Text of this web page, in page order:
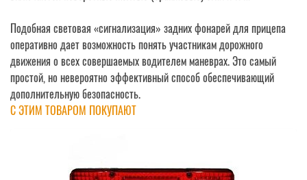
Подобная световая «сигнализация» задних фонарей для прицепа
оперативно дает возможность понять участникам дорожного
движения о всех совершаемых водителем маневрах. Это самый
простой, но невероятно эффективный способ обеспечивающий
дополнительную безопасность.
С ЭТИМ ТОВАРОМ ПОКУПАЮТ